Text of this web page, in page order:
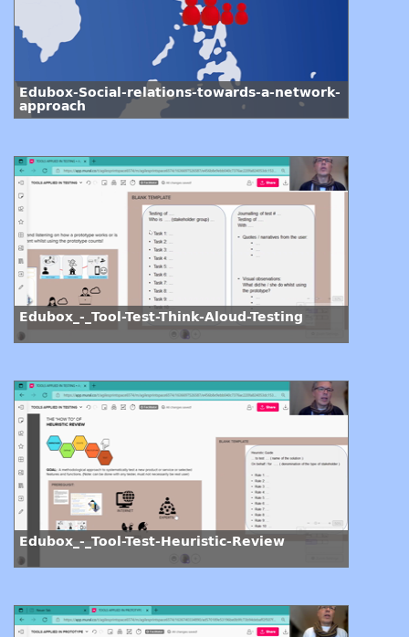
Edubox-Social-relations-towards-a-network-
approach
Edubox_-_Tool-Test-Think-Aloud-Testing
Edubox_-_Tool-Test-Heuristic-Review